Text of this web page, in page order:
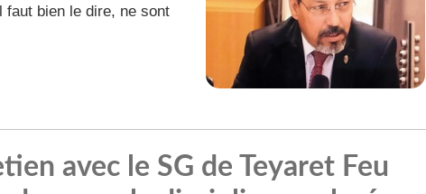
bien le dire, ne sont
avec le SG de Teyaret Feu